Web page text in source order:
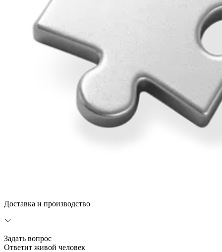
Доставка и производство
Задать вопрос
Ответит живой человек